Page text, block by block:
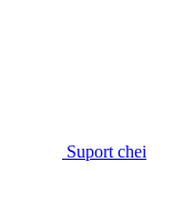
Suport chei